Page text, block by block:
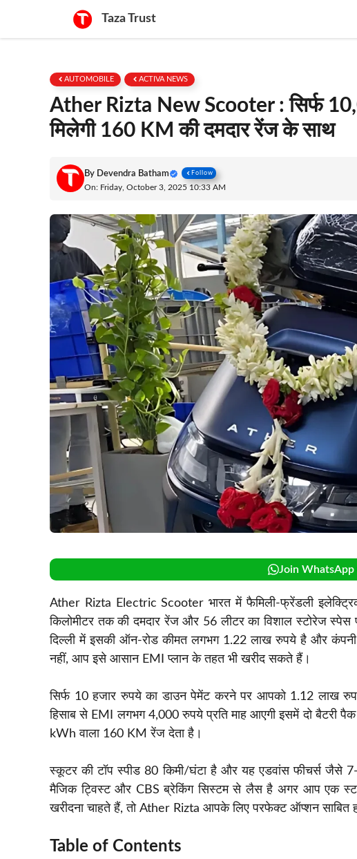
content
Taza Trust
AUTOMOBILE ACTIVA NEWS
Ather Rizta New Scooter : सिर्फ
मिलेगी 160 KM की दमदार रेंज के साथ
By Devendra Batham Follow
On: Friday, October 3, 2025 10:33 AM
Join WhatsApp
Ather Rizta Electric Scooter भारत में फैमिली-फ्रेंडली
किलोमीटर तक की दमदार रेंज और 56 लीटर का विशाल स्टोरेज
दिल्ली में इसकी ऑन-रोड कीमत लगभग 1.22 लाख रुपये है और
नहीं, आप इसे आसान EMI प्लान के तहत भी खरीद सकते हैं।
सिर्फ 10 हजार रुपये का डाउन पेमेंट करने पर आपको 1.12 लाख
हिसाब से EMI लगभग 4,000 रुपये प्रति माह आएगी इसमें दो
kWh वाला 160 KM रेंज देता है।
स्कूटर की टॉप स्पीड 80 किमी/घंटा है और यह एडवांस फीचर्स जैसे
मैजिक ट्विस्ट और CBS ब्रेकिंग सिस्टम से लैस है अगर आप एक
खरीदना चाहते हैं, तो Ather Rizta आपके लिए परफेक्ट ऑप्शन साबित
Table of Contents